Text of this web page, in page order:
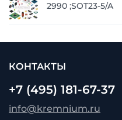
2990 ;SOT23-5/A
КОНТАКТЫ
+7 (495) 181-67-37
info@kremnium.ru